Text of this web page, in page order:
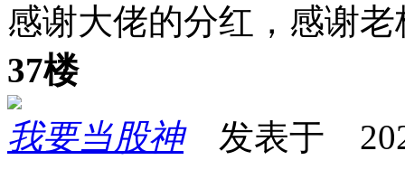
感谢大佬的分红，感谢
37楼
我要当股神发表于